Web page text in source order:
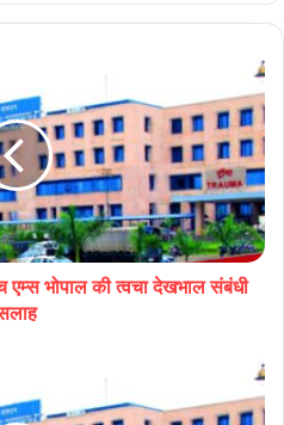
एम्स भोपाल की त्वचा देखभाल संबंधी